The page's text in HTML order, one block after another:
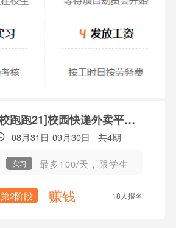
[校跑跑21]校园快递外卖平台(P2)
08月31日-09月30日 共4期
实习 最多100/天，限学生
第2阶段 赚钱 18人报名